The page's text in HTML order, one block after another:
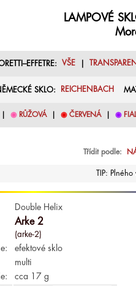
LAMPOVÉ
VŠE|
SKLO: REICHENBACH
◉ RŮŽOVÁ| ◉ ČERVENÁ| ◉
Třídit podle:
TIP:
Double Helix
Arke 2
(arke-2)
efektové sklo
multi
cca 17 g